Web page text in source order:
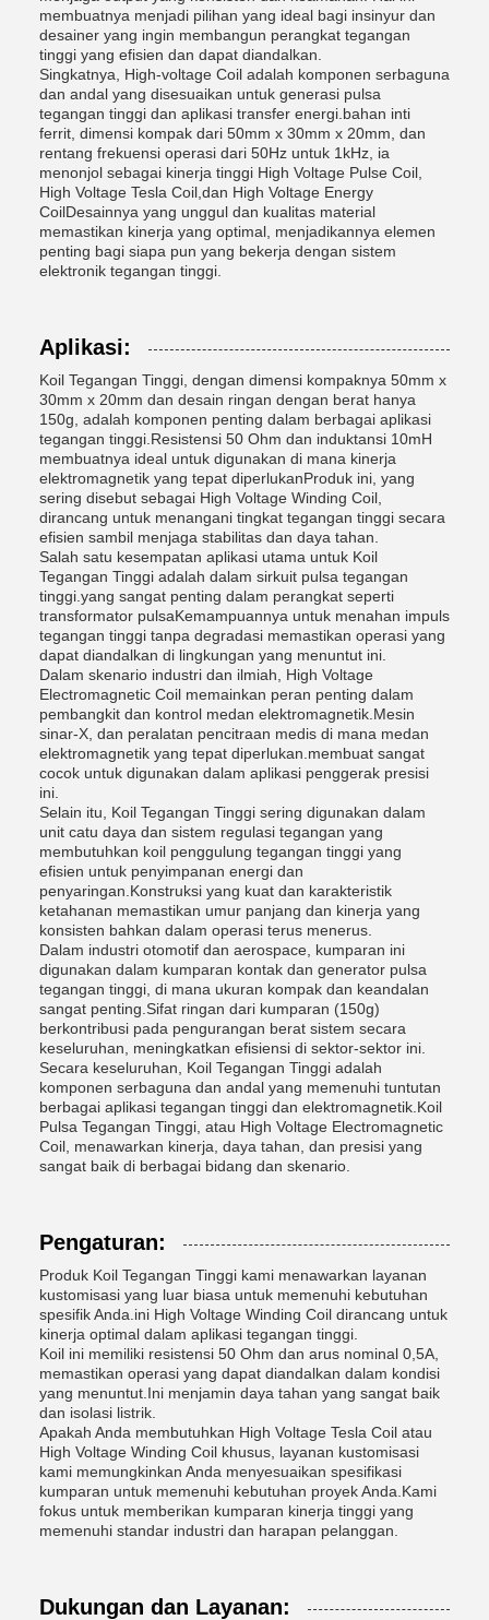
membuatnya menjadi pilihan yang ideal bagi insinyur dan
desainer yang ingin membangun perangkat tegangan
tinggi yang efisien dan dapat diandalkan.
Singkatnya, High-voltage Coil adalah komponen serbaguna
dan andal yang disesuaikan untuk generasi pulsa
tegangan tinggi dan aplikasi transfer energi.bahan inti
ferrit, dimensi kompak dari 50mm x 30mm x 20mm, dan
rentang frekuensi operasi dari 50Hz untuk 1kHz, ia
menonjol sebagai kinerja tinggi High Voltage Pulse Coil,
High Voltage Tesla Coil,dan High Voltage Energy
CoilDesainnya yang unggul dan kualitas material
memastikan kinerja yang optimal, menjadikannya elemen
penting bagi siapa pun yang bekerja dengan sistem
elektronik tegangan tinggi.
Aplikasi:
Koil Tegangan Tinggi, dengan dimensi kompaknya 50mm x
30mm x 20mm dan desain ringan dengan berat hanya
150g, adalah komponen penting dalam berbagai aplikasi
tegangan tinggi.Resistensi 50 Ohm dan induktansi 10mH
membuatnya ideal untuk digunakan di mana kinerja
elektromagnetik yang tepat diperlukanProduk ini, yang
sering disebut sebagai High Voltage Winding Coil,
dirancang untuk menangani tingkat tegangan tinggi secara
efisien sambil menjaga stabilitas dan daya tahan.
Salah satu kesempatan aplikasi utama untuk Koil
Tegangan Tinggi adalah dalam sirkuit pulsa tegangan
tinggi.yang sangat penting dalam perangkat seperti
transformator pulsaKemampuannya untuk menahan impuls
tegangan tinggi tanpa degradasi memastikan operasi yang
dapat diandalkan di lingkungan yang menuntut ini.
Dalam skenario industri dan ilmiah, High Voltage
Electromagnetic Coil memainkan peran penting dalam
pembangkit dan kontrol medan elektromagnetik.Mesin
sinar-X, dan peralatan pencitraan medis di mana medan
elektromagnetik yang tepat diperlukan.membuat sangat
cocok untuk digunakan dalam aplikasi penggerak presisi
ini.
Selain itu, Koil Tegangan Tinggi sering digunakan dalam
unit catu daya dan sistem regulasi tegangan yang
membutuhkan koil penggulung tegangan tinggi yang
efisien untuk penyimpanan energi dan
penyaringan.Konstruksi yang kuat dan karakteristik
ketahanan memastikan umur panjang dan kinerja yang
konsisten bahkan dalam operasi terus menerus.
Dalam industri otomotif dan aerospace, kumparan ini
digunakan dalam kumparan kontak dan generator pulsa
tegangan tinggi, di mana ukuran kompak dan keandalan
sangat penting.Sifat ringan dari kumparan (150g)
berkontribusi pada pengurangan berat sistem secara
keseluruhan, meningkatkan efisiensi di sektor-sektor ini.
Secara keseluruhan, Koil Tegangan Tinggi adalah
komponen serbaguna dan andal yang memenuhi tuntutan
berbagai aplikasi tegangan tinggi dan elektromagnetik.Koil
Pulsa Tegangan Tinggi, atau High Voltage Electromagnetic
Coil, menawarkan kinerja, daya tahan, dan presisi yang
sangat baik di berbagai bidang dan skenario.
Pengaturan:
Produk Koil Tegangan Tinggi kami menawarkan layanan
kustomisasi yang luar biasa untuk memenuhi kebutuhan
spesifik Anda.ini High Voltage Winding Coil dirancang untuk
kinerja optimal dalam aplikasi tegangan tinggi.
Koil ini memiliki resistensi 50 Ohm dan arus nominal 0,5A,
memastikan operasi yang dapat diandalkan dalam kondisi
yang menuntut.Ini menjamin daya tahan yang sangat baik
dan isolasi listrik.
Apakah Anda membutuhkan High Voltage Tesla Coil atau
High Voltage Winding Coil khusus, layanan kustomisasi
kami memungkinkan Anda menyesuaikan spesifikasi
kumparan untuk memenuhi kebutuhan proyek Anda.Kami
fokus untuk memberikan kumparan kinerja tinggi yang
memenuhi standar industri dan harapan pelanggan.
Dukungan dan Layanan: